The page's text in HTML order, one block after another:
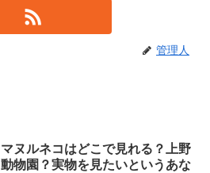
管理人
マヌルネコはどこで見れる？上野
動物園？実物を見たいというあな